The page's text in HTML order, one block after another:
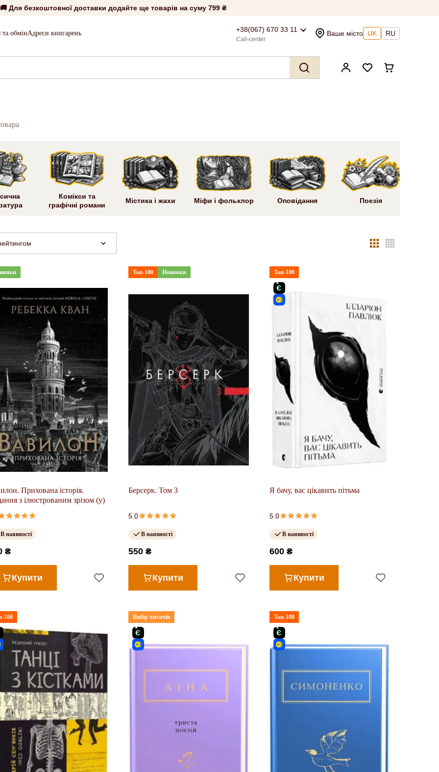
🚚 Для безкоштовної доставки додайте ще товарів на суму 799 ₴
обмінАдреси книгарень +38(067) 670 33 11
Call-center
Ваше місто UK RU
Комікси та
графічні романи
Містика і жахи Міфи і фольклор Оповідання Поезія
Прихована історія.
з ілюстрованим зрізом (у)
В наявності
₴
Купити
Топ-100 Новинки
Берсерк. Том 3
5.0
В наявності
550 ₴
Купити
Топ-100
Я бачу, вас цікавить пітьма
5.0
В наявності
600 ₴
Купити
100 Вибір читачів Топ-100